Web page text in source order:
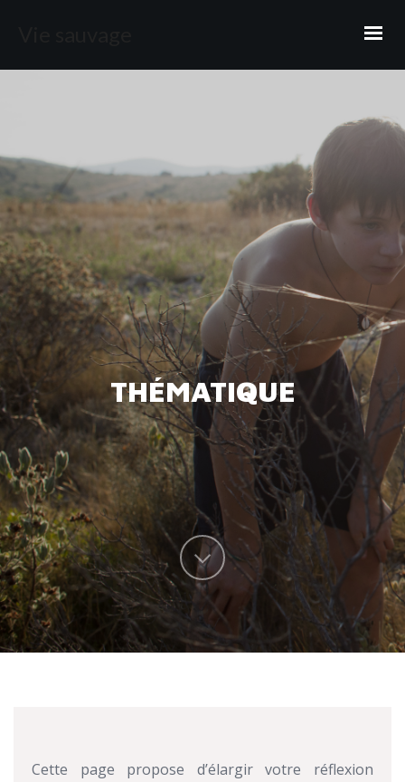
THÉMATIQUE
Cette page propose d’élargir votre réflexion